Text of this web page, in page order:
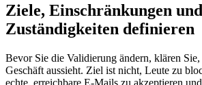
Ziele, Einschränkungen und
Zuständigkeiten definieren
Bevor Sie die Validierung ändern, klären
Geschäft aussieht. Ziel ist nicht, Leute zu
echte, erreichbare E‑Mails zu akzeptieren